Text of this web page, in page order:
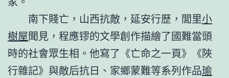
南下賤亡，山西抗敵，延安行歷，閭里小
樹屋聞見，程應镠的文學創作描繪了國難當頭
時的社會眾生相。他寫了《亡命之一頁》《陜
行雜記》與敵后抗日、家鄉蒙難等系列作品瑜